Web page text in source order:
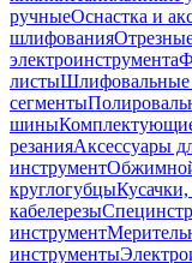
ручныеОснастка и
шлифования
электроинструмента
листыШлифовальные
сегменты
шины
резанияАксессуары
инструмент
круглогубцы
кабелерезы
инструмент
инструменты